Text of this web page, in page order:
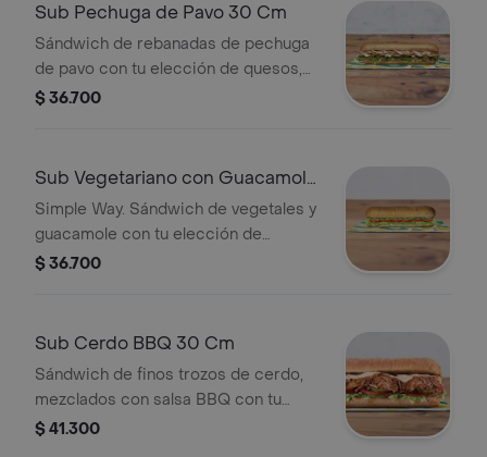
Sub Pechuga de Pavo 30 Cm
Sándwich de rebanadas de pechuga
de pavo con tu elección de quesos,
salsas y vegetales frescos.
$ 36.700
Sub Vegetariano con Guacamole
30 Cm
Simple Way. Sándwich de vegetales y
guacamole con tu elección de
quesos, salsas y vegetales frescos.
$ 36.700
Sub Cerdo BBQ 30 Cm
Sándwich de finos trozos de cerdo,
mezclados con salsa BBQ con tu
elección de quesos, salsas y
$ 41.300